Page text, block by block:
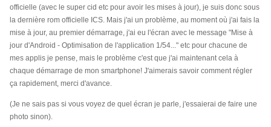
officielle (avec le super cid etc pour avoir les mises à jour), je suis donc sous
la dernière rom officielle ICS. Mais j'ai un problème, au moment où j'ai fais la
mise à jour, au premier démarrage, j'ai eu l'écran avec le message "Mise à
jour d'Android - Optimisation de l'application 1/54..." etc pour chacune de
mes applis je pense, mais le problème c'est que j'ai maintenant cela à
chaque démarrage de mon smartphone! J'aimerais savoir comment régler
ça rapidement, merci d'avance.
(Je ne sais pas si vous voyez de quel écran je parle, j'essaierai de faire une
photo sinon).